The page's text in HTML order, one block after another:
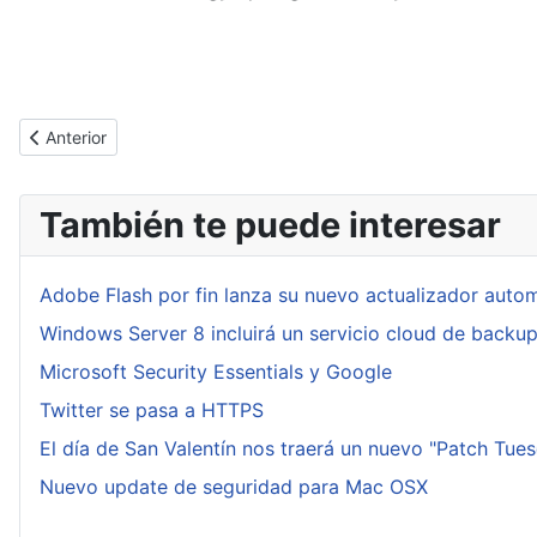
Artículo anterior: Angler (Kit de Exploits I)
Anterior
También te puede interesar
Adobe Flash por fin lanza su nuevo actualizador
Windows Server 8 incluirá un servicio cloud de backup
Microsoft Security Essentials y Google
Twitter se pasa a HTTPS
El día de San Valentín nos traerá un nuevo "Patch
Nuevo update de seguridad para Mac OSX